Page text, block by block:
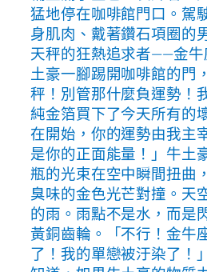
猛地停在咖啡館門口。駕
身肌肉、戴著鑽石項圈的
天秤的狂熱追求者——金
土豪一腳踢開咖啡館的門
秤！別管那什麼負運勢！
純金箔買下了今天所有的
在開始，你的運勢由我主
是你的正面能量！」牛土
瓶的光束在空中瞬間扭曲
臭味的金色光芒對撞。天
的雨。雨點不是水，而是
黃銅齒輪。「不行！金牛
了！我的單戀被汙染了！